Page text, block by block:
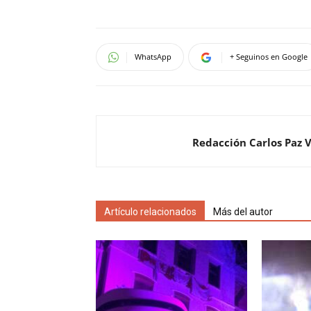
WhatsApp + Seguinos en Google
Redacción Carlos Paz
Artículo relacionados Más del autor